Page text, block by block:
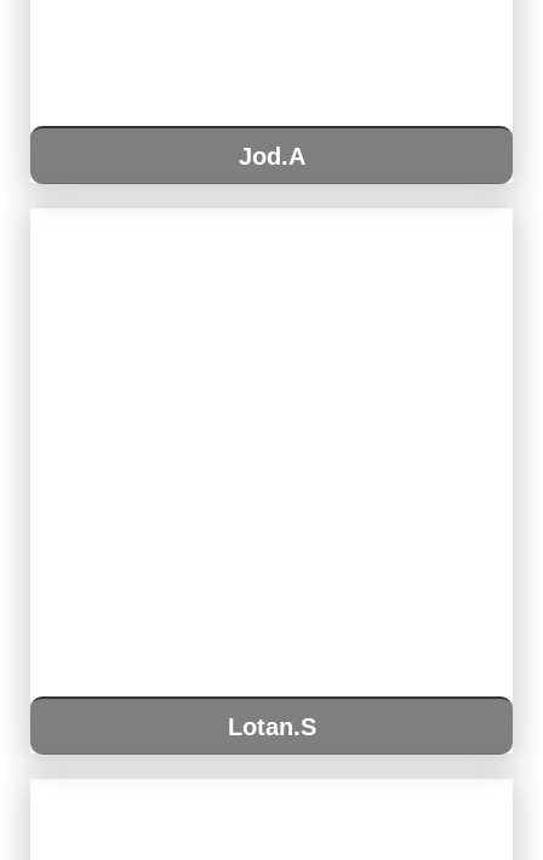
Jod.A
Lotan.S